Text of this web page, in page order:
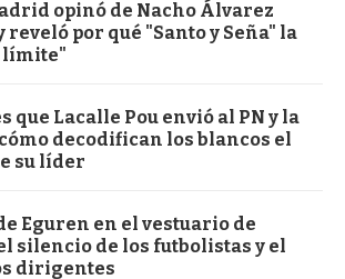
opinó de Nacho Álvarez
reveló por qué "Santo y Seña" la
límite"
que Lacalle Pou envió al PN y la
decodifican los blancos el
su líder
Eguren en el vestuario de
silencio de los futbolistas y el
dirigentes